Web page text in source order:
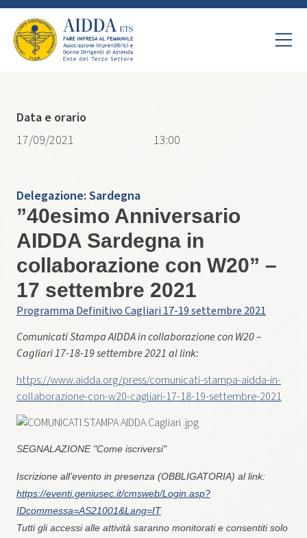
Delegazione:Sardegna
​”​40esimo Anniversario
AIDDA Sardegna​ ​in
collaborazione con W20​”​​ –
17 settembre 2021
Programma Definitivo Cagliari 17-19 settembre 2021
Comunicati Stampa AIDDA in collaborazione con W20 –
Cagliari 17-18-19 settembre 2021 al link:
https://www.aidda.org/press/comunicati-stampa-aidda-in-
collaborazione-con-w20-cagliari-17-18-19-settembre-2021
SEGNALAZIONE "Come iscriversi"
Iscrizione all’evento in presenza (OBBLIGATORIA) al link:
https://eventi.geniusec.it/cmsweb/Login.asp?
IDcommessa=AS21001&Lang=IT
Tutti gli accessi alle attività saranno monitorati e consentiti solo
Data e orario
17/09/2021
13:00